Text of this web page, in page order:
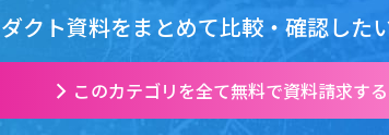
クト資料をまとめて比較・確認した
このカテゴリを全て無料で資料請求する